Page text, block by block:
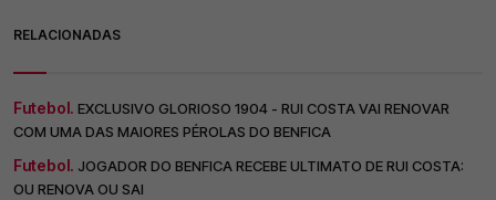
RELACIONADAS
Futebol. EXCLUSIVO GLORIOSO 1904 - RUI COSTA VAI RENOVAR
COM UMA DAS MAIORES PÉROLAS DO BENFICA
Futebol. JOGADOR DO BENFICA RECEBE ULTIMATO DE RUI COSTA:
OU RENOVA OU SAI